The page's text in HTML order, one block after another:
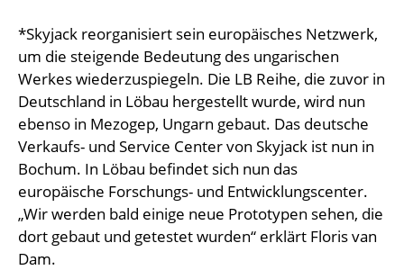
*Skyjack reorganisiert sein europäisches Netzwerk,
um die steigende Bedeutung des ungarischen
Werkes wiederzuspiegeln. Die LB Reihe, die zuvor in
Deutschland in Löbau hergestellt wurde, wird nun
ebenso in Mezogep, Ungarn gebaut. Das deutsche
Verkaufs- und Service Center von Skyjack ist nun in
Bochum. In Löbau befindet sich nun das
europäische Forschungs- und Entwicklungscenter.
„Wir werden bald einige neue Prototypen sehen, die
dort gebaut und getestet wurden“ erklärt Floris van
Dam.